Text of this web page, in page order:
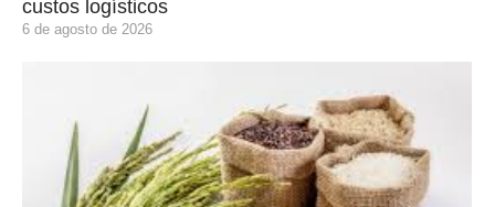
custos logísticos
6 de agosto de 2026